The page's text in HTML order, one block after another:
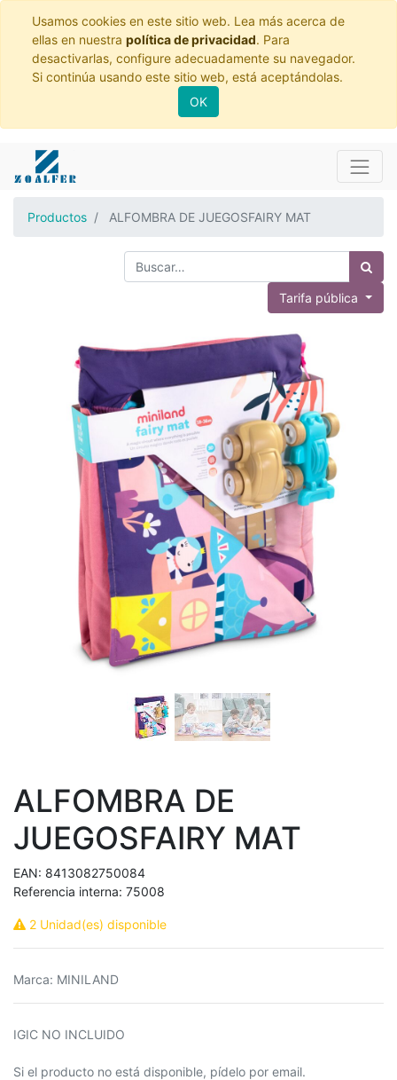
Usamos cookies en este sitio web. Lea más acerca de
ellas en nuestra política de privacidad. Para
desactivarlas, configure adecuadamente su navegador.
Si continúa usando este sitio web, está aceptándolas.
OK
Productos ALFOMBRA DE JUEGOSFAIRY MAT
Tarifa pública
ALFOMBRA DE
JUEGOSFAIRY MAT
EAN: 8413082750084
Referencia interna: 75008
2 Unidad(es) disponible
Marca: MINILAND
IGIC NO INCLUIDO
Si el producto no está disponible, pídelo por email.